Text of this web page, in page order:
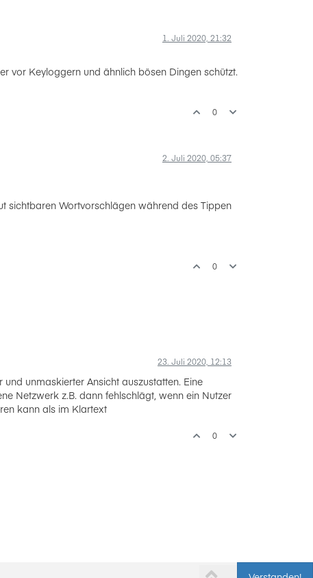
1. Juli 2020, 21:32
vor Keyloggern und ähnlich bösen Dingen schützt.
0
2. Juli 2020, 05:37
sichtbaren Wortvorschlägen während des Tippen
0
23. Juli 2020, 12:13
unmaskierter Ansicht auszustatten. Eine
Netzwerk z.B. dann fehlschlägt, wenn ein Nutzer
kann als im Klartext
0